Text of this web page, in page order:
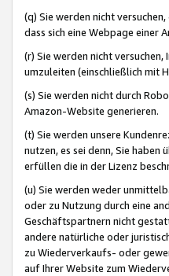
(q) Sie werden nicht versuchen,
dass sich eine Webpage einer
(r) Sie werden nicht
umzuleiten (einschließlich mit
(s) Sie werden nicht durch
Amazon-Website generieren.
(t) Sie werden unsere
nutzen, es sei denn, Sie haben
erfüllen die in der Lizenz
(u) Sie werden weder
oder zu Nutzung durch eine
Geschäftspartnern nicht
andere natürliche oder
zu Wiederverkaufs- oder
auf Ihrer Website zum